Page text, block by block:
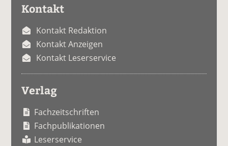
Kontakt
Kontakt Redaktion
Kontakt Anzeigen
Kontakt Leserservice
Verlag
Fachzeitschriften
Fachpublikationen
Leserservice